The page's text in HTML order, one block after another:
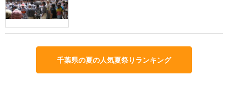
千葉県の夏の人気夏祭りランキング